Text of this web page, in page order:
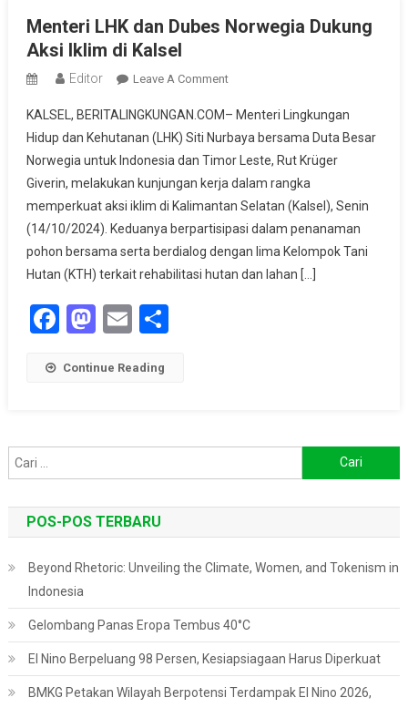
Menteri LHK dan Dubes Norwegia Dukung
Aksi Iklim di Kalsel
Editor Leave A CommentOn
LHK
Dan
Dubes
Norwegia
Dukung
Aksi
KALSEL, BERITALINGKUNGAN.COM– Menteri Lingkungan
Hidup dan Kehutanan (LHK) Siti Nurbaya bersama Duta Besar
Norwegia untuk Indonesia dan Timor Leste, Rut Krüger
Giverin, melakukan kunjungan kerja dalam rangka
memperkuat aksi iklim di Kalimantan Selatan (Kalsel), Senin
(14/10/2024). Keduanya berpartisipasi dalam penanaman
pohon bersama serta berdialog dengan lima Kelompok Tani
Hutan (KTH) terkait rehabilitasi hutan dan lahan […]
Facebook
Mastodon
EmailShare
Continue Reading
untuk:
POS-POS TERBARU
Beyond Rhetoric: Unveiling the Climate, Women, and Tokenism in
Indonesia
Gelombang Panas Eropa Tembus 40°C
El Nino Berpeluang 98 Persen, Kesiapsiagaan Harus Diperkuat
BMKG Petakan Wilayah Berpotensi Terdampak El Nino 2026,